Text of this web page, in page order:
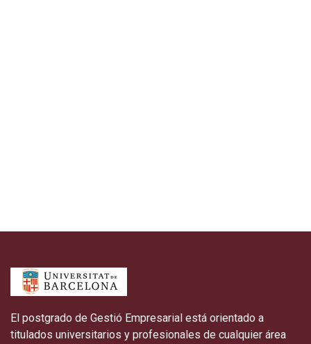
El postgrado de Gestió Empresarial está orientado a
titulados universitarios y profesionales de cualquier área